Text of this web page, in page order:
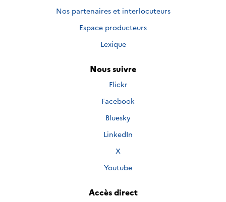
Nos partenaires et interlocuteurs
Espace producteurs
Lexique
Nous suivre
Nous
sur
Flickr
Nous
sur
Facebook
Nous
sur
Bluesky
Nous
LinkedIn
Nous
sur
X
Nous
sur
Youtube
Accès direct